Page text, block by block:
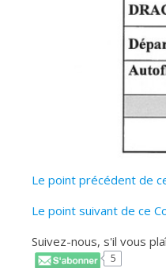
Le point précédent de
Le point suivant de ce
Suivez-nous, s'il vous
5